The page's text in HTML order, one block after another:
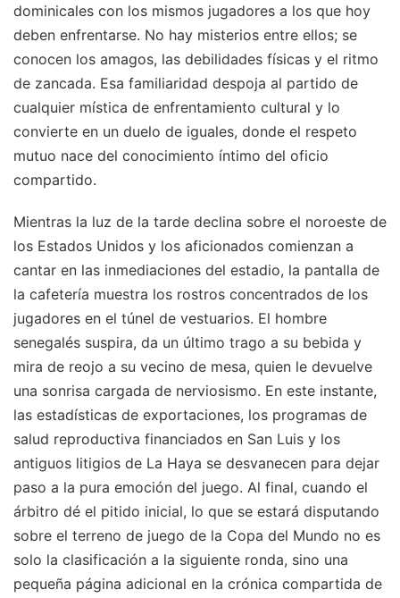
dominicales con los mismos jugadores a los que hoy
deben enfrentarse. No hay misterios entre ellos; se
conocen los amagos, las debilidades físicas y el ritmo
de zancada. Esa familiaridad despoja al partido de
cualquier mística de enfrentamiento cultural y lo
convierte en un duelo de iguales, donde el respeto
mutuo nace del conocimiento íntimo del oficio
compartido.
Mientras la luz de la tarde declina sobre el noroeste de
los Estados Unidos y los aficionados comienzan a
cantar en las inmediaciones del estadio, la pantalla de
la cafetería muestra los rostros concentrados de los
jugadores en el túnel de vestuarios. El hombre
senegalés suspira, da un último trago a su bebida y
mira de reojo a su vecino de mesa, quien le devuelve
una sonrisa cargada de nerviosismo. En este instante,
las estadísticas de exportaciones, los programas de
salud reproductiva financiados en San Luis y los
antiguos litigios de La Haya se desvanecen para dejar
paso a la pura emoción del juego. Al final, cuando el
árbitro dé el pitido inicial, lo que se estará disputando
sobre el terreno de juego de la Copa del Mundo no es
solo la clasificación a la siguiente ronda, sino una
pequeña página adicional en la crónica compartida de